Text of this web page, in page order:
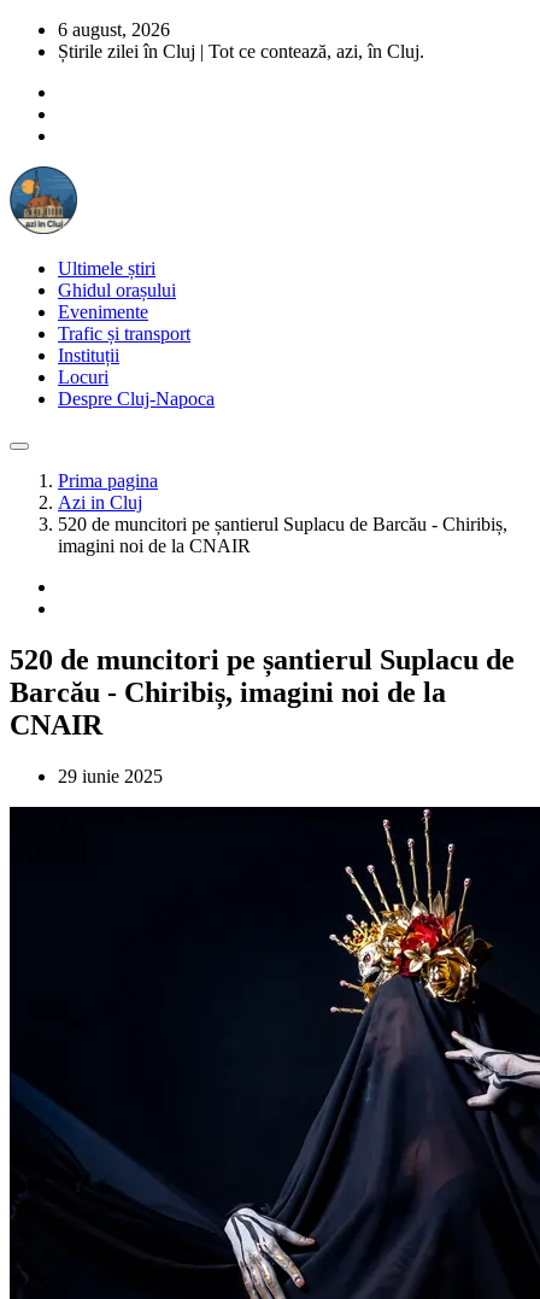
6 august, 2026
Știrile zilei în Cluj | Tot ce contează, azi, în Cluj.
Ultimele știri
Ghidul orașului
Evenimente
Trafic și transport
Instituții
Locuri
Despre Cluj-Napoca
Prima pagina
Azi in Cluj
520 de muncitori pe șantierul Suplacu de Barcău - Chiribiș,
imagini noi de la CNAIR
520 de muncitori pe șantierul Suplacu de
Barcău - Chiribiș, imagini noi de la
CNAIR
29 iunie 2025